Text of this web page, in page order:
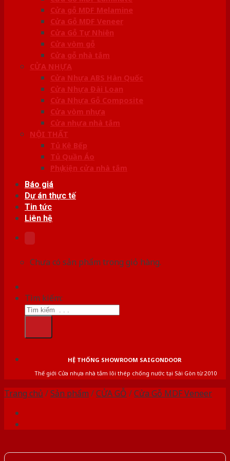
Cửa gỗ MDF Melamine
Cửa Gỗ MDF Veneer
Cửa Gỗ Tự Nhiên
Cửa vòm gỗ
Cửa gỗ nhà tắm
CỬA NHỰA
Cửa Nhựa ABS Hàn Quốc
Cửa Nhựa Đài Loan
Cửa Nhựa Gỗ Composite
Cửa vòm nhựa
Cửa nhựa nhà tắm
NỘI THẤT
Tủ Kệ Bếp
Tủ Quần Áo
Phụ kiện cửa nhà tắm
Báo giá
Dự án thực tế
Tin tức
Liên hệ
Chưa có sản phẩm trong giỏ hàng.
Tìm kiếm:
HỆ THỐNG SHOWROOM SAIGONDOOR
Thế giới Cửa nhựa nhà tắm lõi thép chống nước tại Sài Gòn từ 2010
Trang chủ /Sản phẩm /CỬA GỖ /Cửa Gỗ MDF Veneer